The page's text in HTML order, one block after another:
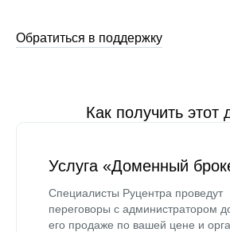
Обратиться в поддержку
Как получить этот
Услуга «Доменный
Специалисты Руцентра проведут
переговоры с администратором
его продаже по вашей цене и